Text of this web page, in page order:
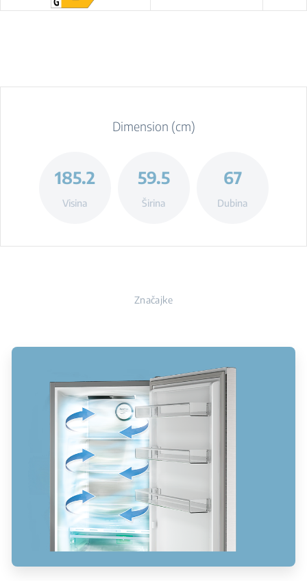
Dimension (cm)
185.2
Visina
59.5
Širina
67
Dubina
Značajke